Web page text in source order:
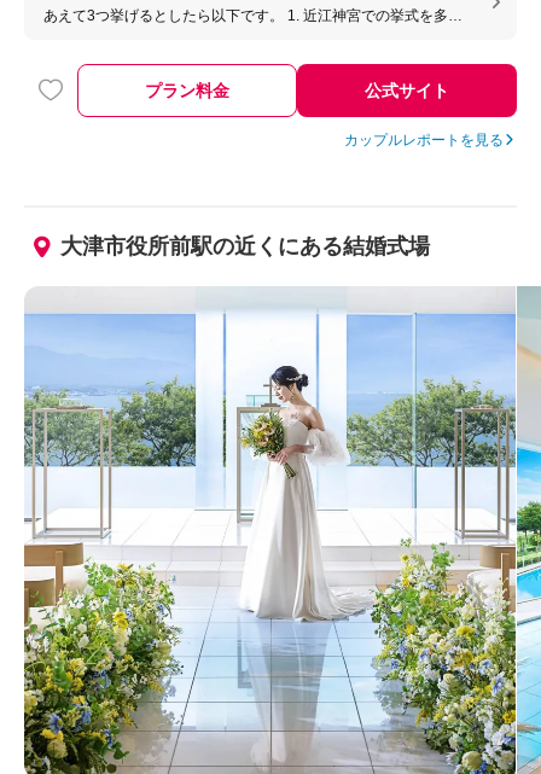
あえて3つ挙げるとしたら以下です。 1. 近江神宮での挙式を多大
切な人と一緒に楽しめる点 やりたいこと、叶えたいことをたくさ
ん聞いて、一緒に実現してくれる会場です。snsに載っている流行
りだけに流されて、年配の方が置き去りになるようなケースの結
婚式会場にも参列してきましたが、ここは全ての世代に優しく、
若者にも年配のゲストにもわかりやすい「上品さ」「楽しさ」
す。
プラン料金 公式サイト
カップルレポートを見る
大津市役所前駅の近くにある結婚式場